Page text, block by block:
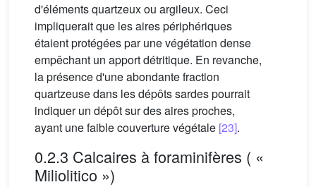
d'éléments quartzeux ou argileux. Ceci
impliquerait que les aires périphériques
étaient protégées par une végétation dense
empêchant un apport détritique. En revanche,
la présence d'une abondante fraction
quartzeuse dans les dépôts sardes pourrait
indiquer un dépôt sur des aires proches,
ayant une faible couverture végétale [23].
0.2.3 Calcaires à foraminifères ( «
Miliolitico »)